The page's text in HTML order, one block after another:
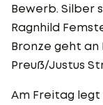
Bewerb. Silber
Ragnhild
Bronze geht an
Preuß/Justus
Am Freitag legt